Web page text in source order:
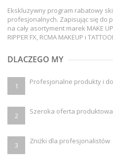
Ekskluzywny program rabatowy
profesjonalnych. Zapisując się do
na cały asortyment marek MAKE UP
RIPPER FX, RCMA MAKEUP i
DLACZEGO MY
1 Profesjonalne produkty i
2 Szeroka oferta produktowa
3 Zniżki dla profesjonalistów